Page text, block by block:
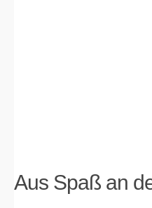
Aus Spaß an